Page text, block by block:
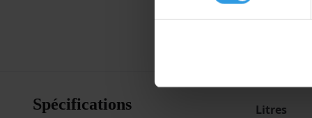
Spécifications Litres